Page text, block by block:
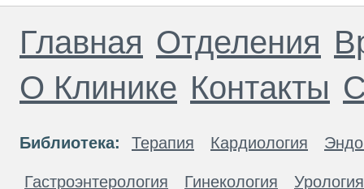
Главная Отделения
О Клинике Контакты
Библиотека: Терапия Кардиология
Гастроэнтерология Гинекология Урология